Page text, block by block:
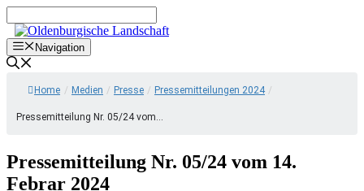
Inhalt
springenNavigation
Home / Medien / Presse / Pressemitteilungen 2024 /
Pressemitteilung Nr. 05/24 vom...
Pressemitteilung Nr. 05/24 vom 14.
Febrar 2024